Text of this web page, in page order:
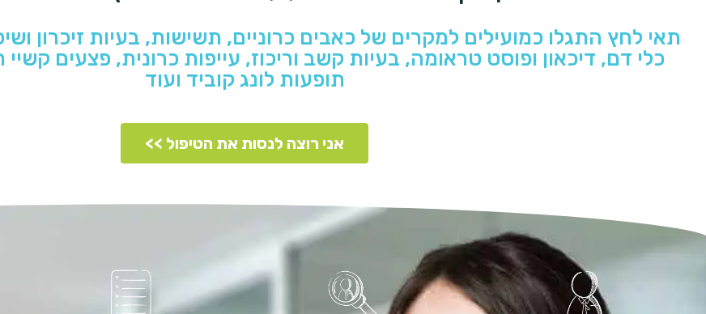
תאי לחץ התגלו כמועילים למקרים של כאבים כרוניים, תשישות, בעיות זיכרון
כלי דם, דיכאון ופוסט טראומה, בעיות קשב וריכוז, עייפות כרונית, פצעים קשיי
תופעות לונג קוביד ועוד
אני רוצה לנסות את הטיפול >>